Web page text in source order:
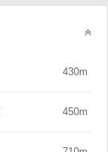
430m
450m